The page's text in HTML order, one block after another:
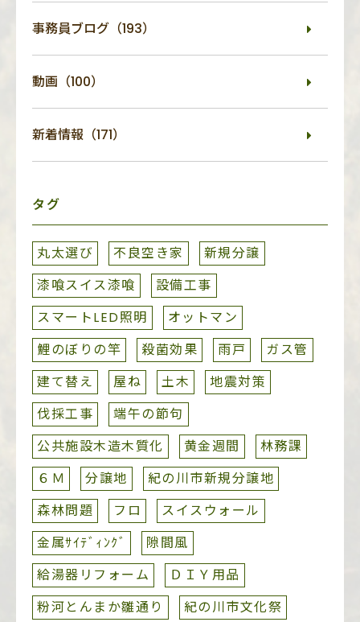
事務員ブログ（193）
動画（100）
新着情報（171）
タグ
丸太選び 不良空き家
新規分譲
漆喰スイス漆喰
設備工事
スマートLED照明
オットマン
鯉のぼりの竿
殺菌効果 雨戸
ガス管
建て替え
屋ね 土木
地震対策
伐採工事
端午の節句
公共施設木造木質化
黄金週間
林務課
６Ｍ
分譲地
紀の川市新規分譲地
森林問題
フロ
スイスウォール
金属ｻｲﾃﾞｨﾝｸﾞ
隙間風
給湯器リフォーム
ＤＩＹ用品
粉河とんまか雛通り
紀の川市文化祭